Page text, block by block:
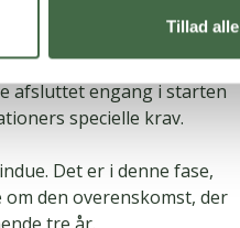
Tillad alle
– hvorefter OK21 officielt
om de fælles
afsluttet engang i starten
specielle krav.
Det er i denne fase,
om den overenskomst, der